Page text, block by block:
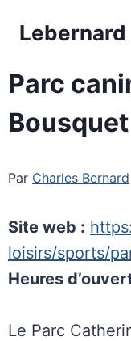
Lebernard
Parc
Par Charles Bernard
Site web :
loisirs/sports/
Heures
Le Parc